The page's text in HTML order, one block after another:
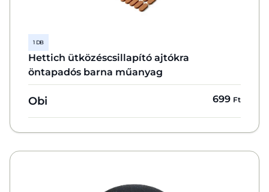
1 DB
Hettich ütközéscsillapító ajtókra
öntapadós barna műanyag
Obi 699 Ft